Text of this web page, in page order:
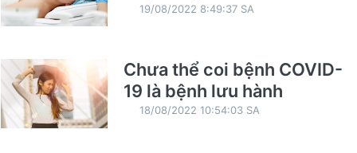
19/08/2022 8:49:37 SA
Chưa thể coi bệnh COVID-
19 là bệnh lưu hành
18/08/2022 10:54:03 SA